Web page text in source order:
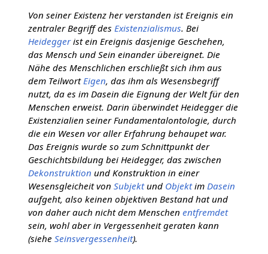
Von seiner Existenz her verstanden ist Ereignis ein
zentraler Begriff des Existenzialismus. Bei
Heideggerist ein Ereignis dasjenige Geschehen,
das Mensch und Sein einander übereignet. Die
Nähe des Menschlichen erschließt sich ihm aus
dem TeilwortEigen, das ihm als Wesensbegriff
nutzt, da es im Dasein die Eignung der Welt für den
Menschen erweist. Darin überwindet Heidegger die
Existenzialien seiner Fundamentalontologie, durch
die ein Wesen vor aller Erfahrung behaupet war.
Das Ereignis wurde so zum Schnittpunkt der
Geschichtsbildung bei Heidegger, das zwischen
Dekonstruktion und Konstruktion in einer
Wesensgleicheit von Subjektund Objektim Dasein
aufgeht, also keinen objektiven Bestand hat und
von daher auch nicht dem Menschen entfremdet
sein, wohl aber in Vergessenheit geraten kann
(siehe Seinsvergessenheit).